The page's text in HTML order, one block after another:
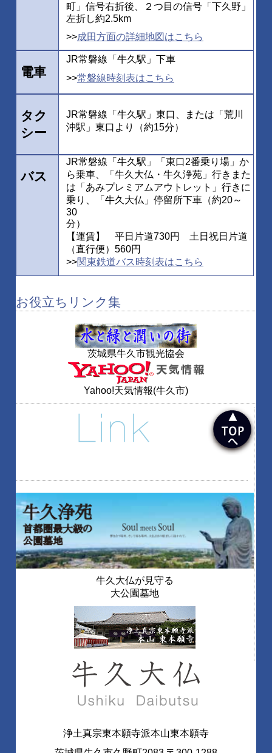
町」信号右折後、２つ目の信号「下久野」
左折し約2.5km
>>成田方面の詳細地図はこちら
電車
JR常磐線「牛久駅」下車
>>常磐線時刻表はこちら
タク
シー
JR常磐線「牛久駅」東口、または「荒川
沖駅」東口より（約15分）
バス
JR常磐線「牛久駅」「東口2番乗り場」か
ら乗車、「牛久大仏・牛久浄苑」行きまた
は「あみプレミアムアウトレット」行きに
乗り、「牛久大仏」停留所下車（約20～
30
分）
【運賃】 平日片道730円 土日祝日片道
（直行便）560円
>>関東鉄道バス時刻表はこちら
お役立ちリンク集
茨城県牛久市観光協会
Yahoo!天気情報(牛久市)
牛久大仏が見守る
大公園墓地
浄土真宗東本願寺派本山東本願寺